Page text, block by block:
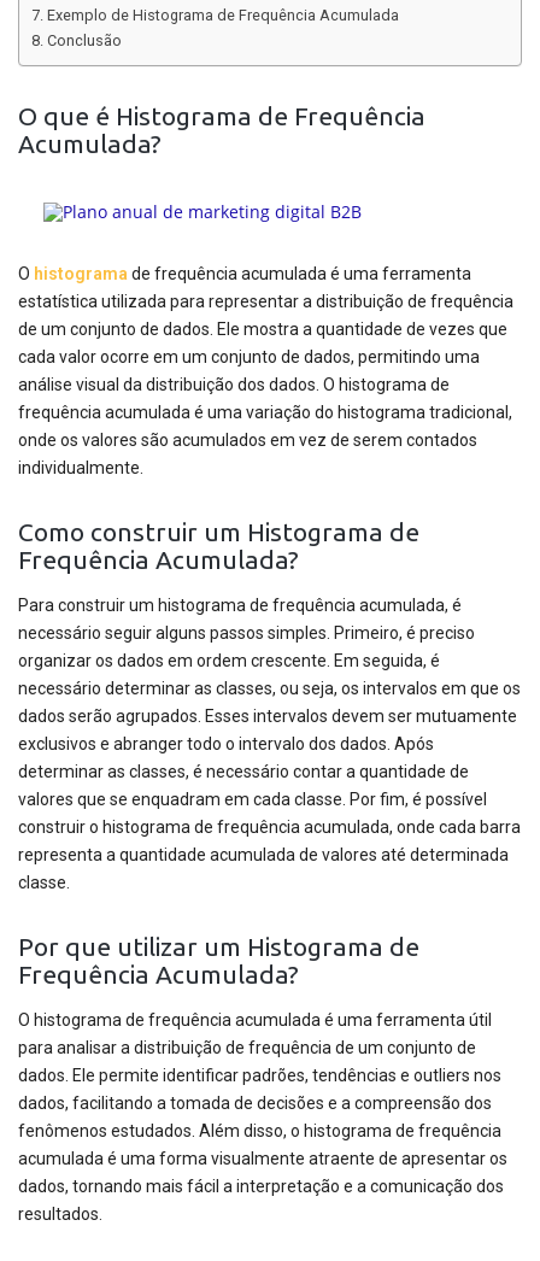
Exemplo de Histograma de Frequência Acumulada
Conclusão
O que é Histograma de Frequência
Acumulada?
O histograma de frequência acumulada é uma ferramenta
estatística utilizada para representar a distribuição de frequência
de um conjunto de dados. Ele mostra a quantidade de vezes que
cada valor ocorre em um conjunto de dados, permitindo uma
análise visual da distribuição dos dados. O histograma de
frequência acumulada é uma variação do histograma tradicional,
onde os valores são acumulados em vez de serem contados
individualmente.
Como construir um Histograma de
Frequência Acumulada?
Para construir um histograma de frequência acumulada, é
necessário seguir alguns passos simples. Primeiro, é preciso
organizar os dados em ordem crescente. Em seguida, é
necessário determinar as classes, ou seja, os intervalos em que os
dados serão agrupados. Esses intervalos devem ser mutuamente
exclusivos e abranger todo o intervalo dos dados. Após
determinar as classes, é necessário contar a quantidade de
valores que se enquadram em cada classe. Por fim, é possível
construir o histograma de frequência acumulada, onde cada barra
representa a quantidade acumulada de valores até determinada
classe.
Por que utilizar um Histograma de
Frequência Acumulada?
O histograma de frequência acumulada é uma ferramenta útil
para analisar a distribuição de frequência de um conjunto de
dados. Ele permite identificar padrões, tendências e outliers nos
dados, facilitando a tomada de decisões e a compreensão dos
fenômenos estudados. Além disso, o histograma de frequência
acumulada é uma forma visualmente atraente de apresentar os
dados, tornando mais fácil a interpretação e a comunicação dos
resultados.